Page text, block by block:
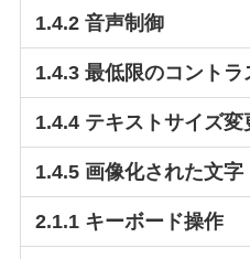
1.4.2 音声制御
1.4.3 最低限のコントラ
1.4.4 テキストサイズ変
1.4.5 画像化された文字
2.1.1 キーボード操作